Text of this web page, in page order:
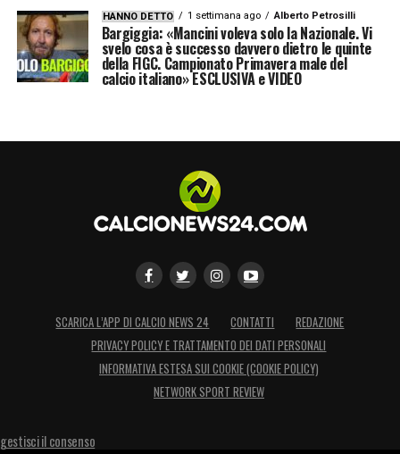
HANNO DETTO 1 settimana ago Alberto Petrosilli
Bargiggia: «Mancini voleva solo la Nazionale. Vi
svelo cosa è successo davvero dietro le quinte
della FIGC. Campionato Primavera male del
calcio italiano» ESCLUSIVA e VIDEO
SCARICA L’APP DI CALCIO NEWS 24 CONTATTI
REDAZIONE
PRIVACY POLICY E TRATTAMENTO DEI DATI PERSONALI
INFORMATIVA ESTESA SUI COOKIE (COOKIE POLICY)
NETWORK SPORT REVIEW
gestisci il consenso